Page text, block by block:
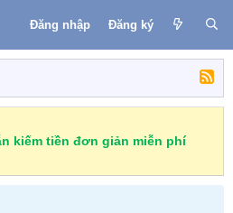
Đăng nhập Đăng ký
kiếm tiền đơn giản miễn phí